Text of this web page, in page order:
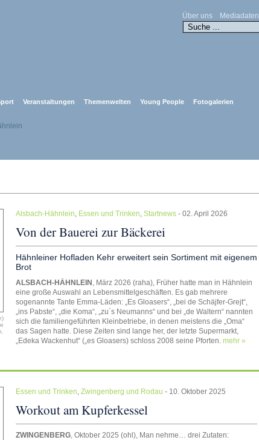
Über uns Mediadaten
Veranstaltungen Themenwelten Young People Fotogalerien
Alsbach-Hähnlein, Essen und Trinken, Startnews - 02. April 2026
Von der Bauerei zur Bäckerei
Hähnleiner Hofladen Kehr erweitert sein Sortiment mit eigenem
Brot
ALSBACH-HÄHNLEIN , März 2026 (raha), Früher hatte man in Hähnlein
eine große Auswahl an Lebensmittelgeschäften. Es gab mehrere
sogenannte Tante Emma-Läden: „Es Gloasers“, „bei de Schäjfer-Grejt“,
„ins Pabste“, „die Koma“, „zu`s Neumanns“ und bei „de Waltern“ nannten
sich die familiengeführten Kleinbetriebe, in denen meistens die „Oma“
das Sagen hatte. Diese Zeiten sind lange her, der letzte Supermarkt,
„Edeka Wackenhut“ („es Gloasers) schloss 2008 seine Pforten. mehr »
Essen und Trinken, Zwingenberg und Rodau - 10. Oktober 2025
Workout am Kupferkessel
ZWINGENBERG, Oktober 2025 (ohl), Man nehme… drei Zutaten: